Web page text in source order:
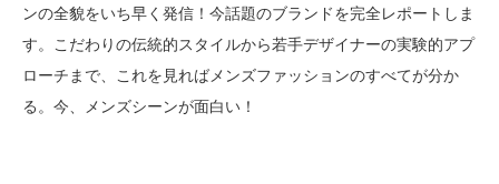
ンの全貌をいち早く発信！今話題のブランドを完全レポートしま
す。こだわりの伝統的スタイルから若手デザイナーの実験的アプ
ローチまで、これを見ればメンズファッションのすべてが分か
る。今、メンズシーンが面白い！